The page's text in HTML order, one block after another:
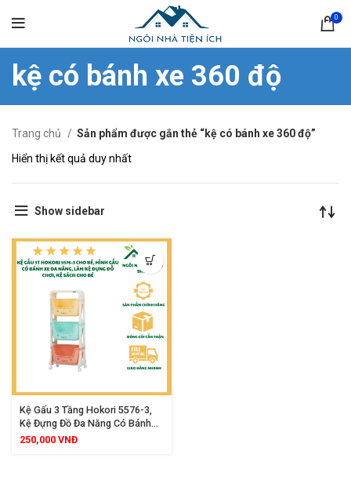
0
kệ có bánh xe 360 độ
Trang chủ
Sản phẩm được gắn thẻ “kệ có bánh xe 360 độ”
Hiển thị kết quả duy nhất
Show sidebar
Kệ Gấu 3 Tầng Hokori 5576-3,
Kệ Đựng Đồ Đa Năng Có Bánh
Xe 360 Độ, Thiết Kế Hình Gấu
250,000 VNĐ